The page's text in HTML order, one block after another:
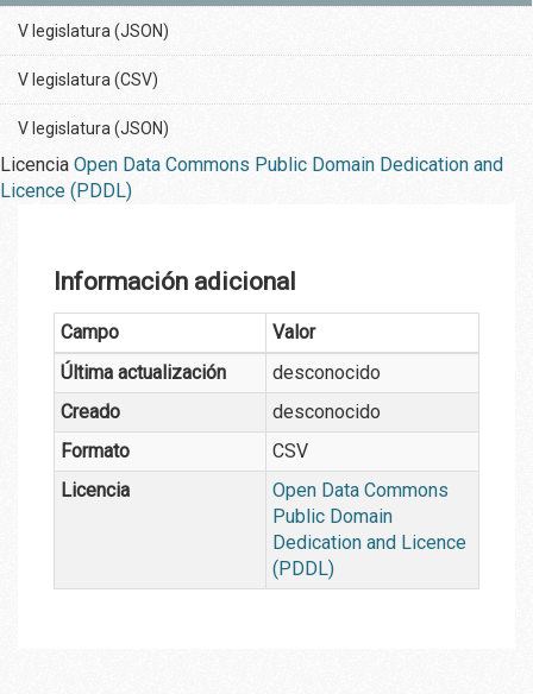
V legislatura (JSON)
V legislatura (CSV)
V legislatura (JSON)
Licencia Open Data Commons Public Domain Dedication and
Licence (PDDL)
Información adicional
Campo
Valor
Última actualización
desconocido
Creado
desconocido
Formato
CSV
Licencia
Open Data Commons
Public Domain
Dedication and Licence
(PDDL)